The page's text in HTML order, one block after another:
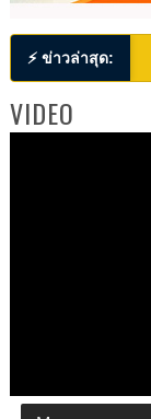
⚡ ข่าวล่าสุด:
VIDEO